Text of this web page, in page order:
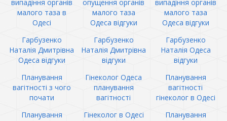
випадіння органів
малого таза в
Одесі
опущення органів
малого таза
Одеса відгуки
випадіння органів
малого таза
Одеса відгуки
Гарбузенко
Наталія Дмитрівна
Одеса відгуки
Гарбузенко
Наталія Дмитрівна
відгуки
Гарбузенко
Наталія Одеса
відгуки
Планування
вагітності з чого
почати
Гінеколог Одеса
планування
вагітності
Планування
вагітності
гінеколог в Одесі
Планування
Гінеколог в Одесі
Планування